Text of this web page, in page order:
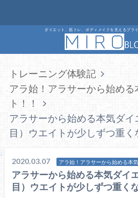
ダイエット、筋トレ、ボディメイクを支えるプラ
トレーニング体験記
アラ始！アラサーから始める
ト！！
アラサーから始める本気ダイ
目）ウエイトが少しずつ重く
2020.03.07 アラ始！アラサーから始める本
アラサーから始める本気ダイ
目）ウエイトが少しずつ重く